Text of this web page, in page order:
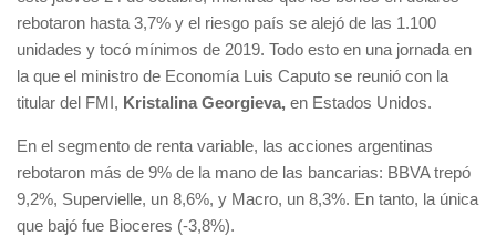
rebotaron hasta 3,7% y el riesgo país se alejó de las 1.100
unidades y tocó mínimos de 2019. Todo esto en una jornada en
la que el ministro de Economía Luis Caputo se reunió con la
titular del FMI, Kristalina Georgieva, en Estados Unidos.
En el segmento de renta variable, las acciones argentinas
rebotaron más de 9% de la mano de las bancarias: BBVA trepó
9,2%, Supervielle, un 8,6%, y Macro, un 8,3%. En tanto, la única
que bajó fue Bioceres (-3,8%).